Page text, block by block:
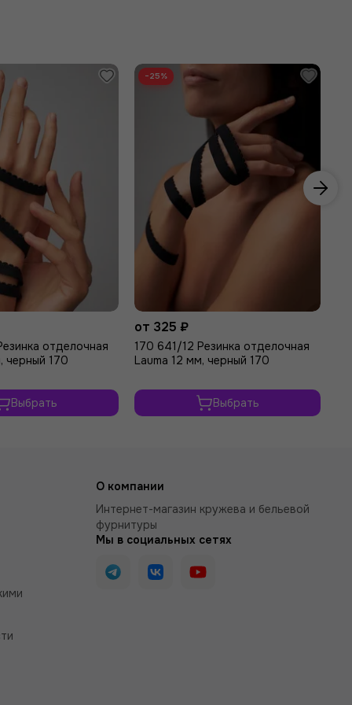
отделочная
черный 170
Выбрать
−25%
от 325 ₽
170 641/12 Резинка отделочная
Lauma 12 мм, черный 170
Выбрать
О компании
Интернет-магазин кружева и бельевой
фурнитуры
Мы в социальных сетях